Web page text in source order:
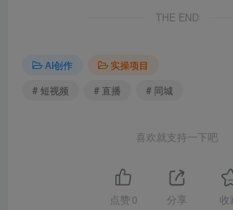
THE END
AI创作
实操项目
# 短视频
# 直播 # 同城
喜欢就支持一下吧
点赞 0 分享 收